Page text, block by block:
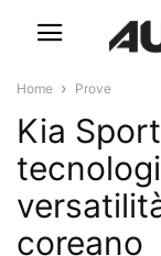
Home Prove
Kia
coreano